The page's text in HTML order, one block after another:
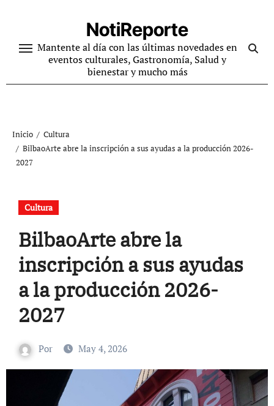
contenido
NotiReporte
Mantente al día con las últimas novedades en
eventos culturales, Gastronomía, Salud y
bienestar y mucho más
Inicio
Cultura
BilbaoArte abre la inscripción a sus ayudas a la producción 2026-
2027
Cultura
BilbaoArte abre la
inscripción a sus ayudas
a la producción 2026-
2027
Por May 4, 2026